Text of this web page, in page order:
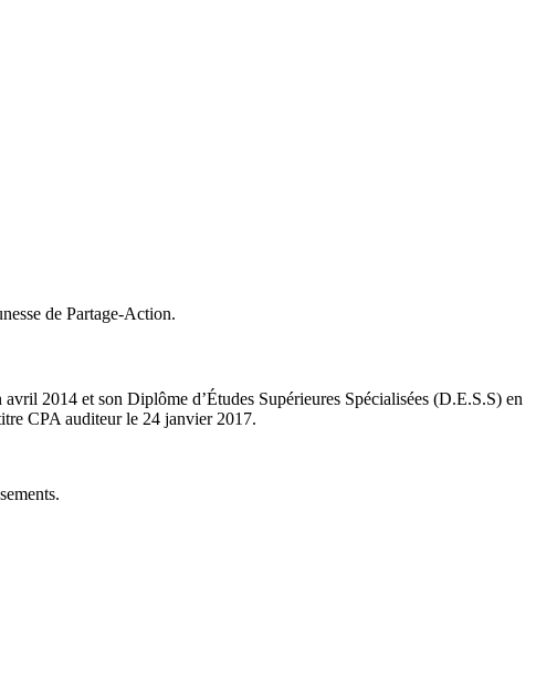
de Partage-Action.
2014 et son Diplôme d’Études Supérieures Spécialisées (D.E.S.S) en
CPA auditeur le 24 janvier 2017.